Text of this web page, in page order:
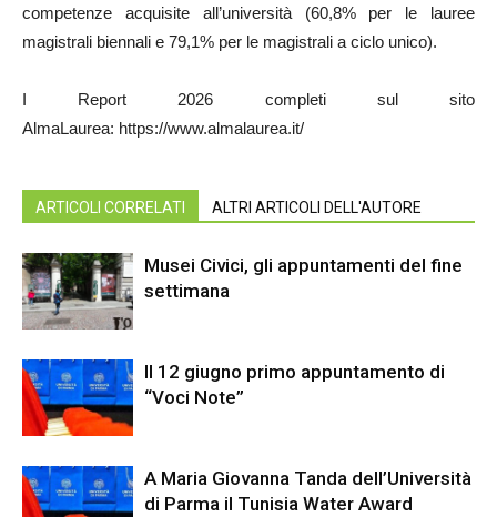
competenze acquisite all’università (60,8% per le lauree
magistrali biennali e 79,1% per le magistrali a ciclo unico).
I Report 2026 completi sul sito
AlmaLaurea: https://www.almalaurea.it/
ARTICOLI CORRELATI ALTRI ARTICOLI DELL'AUTORE
Musei Civici, gli appuntamenti del fine
settimana
Il 12 giugno primo appuntamento di
“Voci Note”
A Maria Giovanna Tanda dell’Università
di Parma il Tunisia Water Award